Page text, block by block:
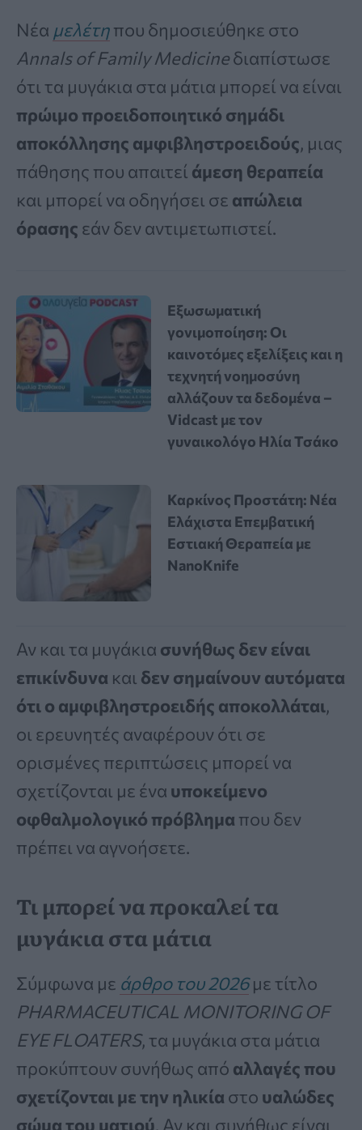
Νέα μελέτηπου δημοσιεύθηκε στο
Annals of Family Medicineδιαπίστωσε
ότι τα μυγάκια στα μάτια μπορεί να είναι
πρώιμο προειδοποιητικό σημάδι
αποκόλλησης αμφιβληστροειδούς, μιας
πάθησης που απαιτεί άμεση θεραπεία
και μπορεί να οδηγήσει σε απώλεια
όρασης εάν δεν αντιμετωπιστεί.
Εξωσωματική
γονιμοποίηση: Οι
καινοτόμες εξελίξεις και η
τεχνητή νοημοσύνη
αλλάζουν τα δεδομένα –
Vidcast με τον
γυναικολόγο Ηλία Τσάκο
Καρκίνος Προστάτη: Νέα
Ελάχιστα Επεμβατική
Εστιακή Θεραπεία με
NanoKnife
Αν και τα μυγάκια συνήθως δεν είναι
επικίνδυνα και δεν σημαίνουν αυτόματα
ότι ο αμφιβληστροειδής αποκολλάται,
οι ερευνητές αναφέρουν ότι σε
ορισμένες περιπτώσεις μπορεί να
σχετίζονται με ένα υποκείμενο
οφθαλμολογικό πρόβλημα που δεν
πρέπει να αγνοήσετε.
Τι μπορεί να προκαλεί τα
μυγάκια στα μάτια
Σύμφωνα με άρθρο του 2026με τίτλο
PHARMACEUTICAL MONITORING OF
EYE FLOATERS, τα μυγάκια στα μάτια
προκύπτουν συνήθως από αλλαγές που
σχετίζονται με την ηλικία στο υαλώδες
σώμα του ματιού. Αν και συνήθως είναι